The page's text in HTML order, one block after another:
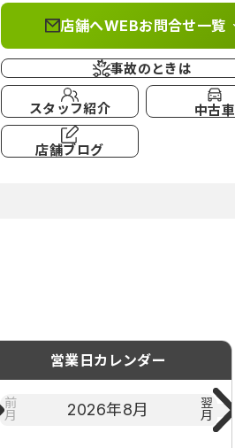
店舗へWEBお問合せ一覧
事故のときは
スタッフ紹介 中古車
店舗ブログ
営業日カレンダー
前
月
翌
月
2026年8月